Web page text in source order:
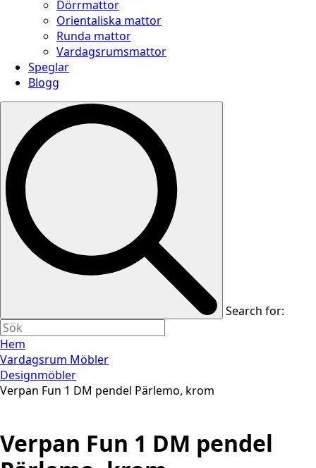
Dörrmattor
Orientaliska mattor
Runda mattor
Vardagsrumsmattor
Speglar
Blogg
Search for:
Hem
Vardagsrum Möbler
Designmöbler
Verpan Fun 1 DM pendel Pärlemo, krom
Verpan Fun 1 DM pendel